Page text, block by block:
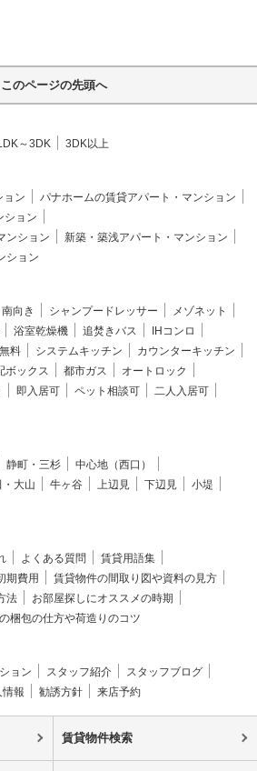
このページの先頭へ
～3DK 3DK以上
ョン
パナホームの賃貸アパート・マンション
ション
ンション
新築・築浅アパート・マンション
ション
南向き シャンプードレッサー
メゾネット
浴室乾燥機 追焚きバス
IHコンロ
料 システムキッチン
カウンターキッチン
ボックス 都市ガス
オートロック
即入居可 ペット相談可
二人入居可
静町・三杉
中心地（西口）
・大山 牛ヶ谷 上辺見 下辺見
小堤
よくある質問
賃貸用語集
期費用
賃貸物件の間取り図や資料の見方
法
お部屋探しにオススメの時期
梱包の仕方や荷造りのコツ
ョン スタッフ紹介
スタッフブログ
情報 勧誘方針 来店予約
賃貸物件検索